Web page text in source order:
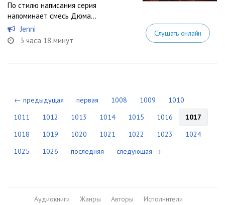
По стилю написания серия
напоминает смесь Дюма...
Jenni
3 часа 18 минут
Слушать онлайн
← предыдущая первая 1008 1009
1010
1011
1012 1013 1014 1015 1016
1017
1018
1019 1020 1021 1022 1023
1024
1025
1026 последняя следующая →
Аудиокниги Жанры Авторы Исполнители